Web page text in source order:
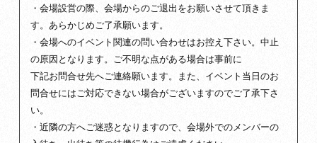
・会場設営の際、会場からのご退出をお願いさせて頂きま
す。あらかじめご了承願います。
・会場へのイベント関連の問い合わせはお控え下さい。中止
の原因となります。ご不明な点がある場合は事前に
下記お問合せ先へご連絡願います。また、イベント当日のお
問合せにはご対応できない場合がございますのでご了承下さ
い。
・近隣の方へご迷惑となりますので、会場外でのメンバーの